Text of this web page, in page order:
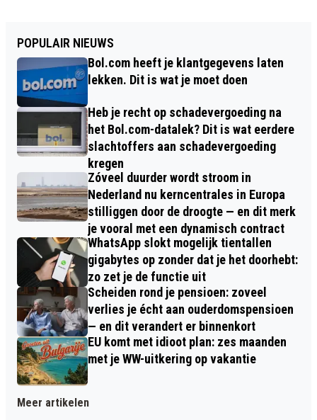
POPULAIR NIEUWS
Bol.com heeft je klantgegevens laten
lekken. Dit is wat je moet doen
Heb je recht op schadevergoeding na
het Bol.com-datalek? Dit is wat eerdere
slachtoffers aan schadevergoeding
kregen
Zóveel duurder wordt stroom in
Nederland nu kerncentrales in Europa
stilliggen door de droogte — en dit merk
je vooral met een dynamisch contract
WhatsApp slokt mogelijk tientallen
gigabytes op zonder dat je het doorhebt:
zo zet je de functie uit
Scheiden rond je pensioen: zoveel
verlies je écht aan ouderdomspensioen
— en dit verandert er binnenkort
EU komt met idioot plan: zes maanden
met je WW-uitkering op vakantie
Meer artikelen